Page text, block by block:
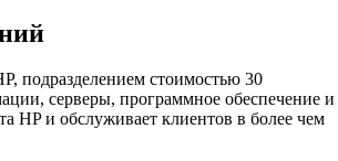
подразделением стоимостью 30
серверы, программное обеспечение и
HP и обслуживает клиентов в более чем